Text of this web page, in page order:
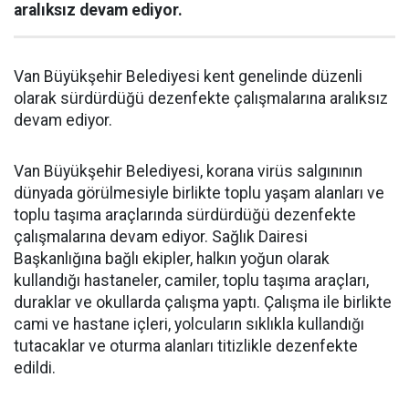
aralıksız devam ediyor.
Van Büyükşehir Belediyesi kent genelinde düzenli
olarak sürdürdüğü dezenfekte çalışmalarına aralıksız
devam ediyor.
Van Büyükşehir Belediyesi, korana virüs salgınının
dünyada görülmesiyle birlikte toplu yaşam alanları ve
toplu taşıma araçlarında sürdürdüğü dezenfekte
çalışmalarına devam ediyor. Sağlık Dairesi
Başkanlığına bağlı ekipler, halkın yoğun olarak
kullandığı hastaneler, camiler, toplu taşıma araçları,
duraklar ve okullarda çalışma yaptı. Çalışma ile birlikte
cami ve hastane içleri, yolcuların sıklıkla kullandığı
tutacaklar ve oturma alanları titizlikle dezenfekte
edildi.